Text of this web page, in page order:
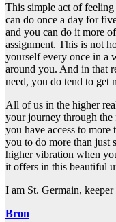
This simple act of
can do once a day for
and you can do it more
assignment. This is not
yourself every once in a
around you. And in that
need, you do tend to get
All of us in the higher
your journey through
you have access to
you to do more than just
higher vibration when
it offers in this beautiful
I am St. Germain,
Bron